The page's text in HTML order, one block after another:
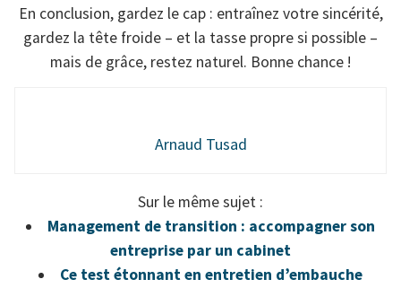
En conclusion, gardez le cap : entraînez votre sincérité,
gardez la tête froide – et la tasse propre si possible –
mais de grâce, restez naturel. Bonne chance !
Arnaud Tusad
Sur le même sujet :
Management de transition : accompagner son
entreprise par un cabinet
Ce test étonnant en entretien d’embauche